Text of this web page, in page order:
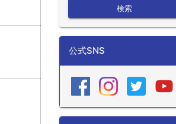
検索
公式SNS